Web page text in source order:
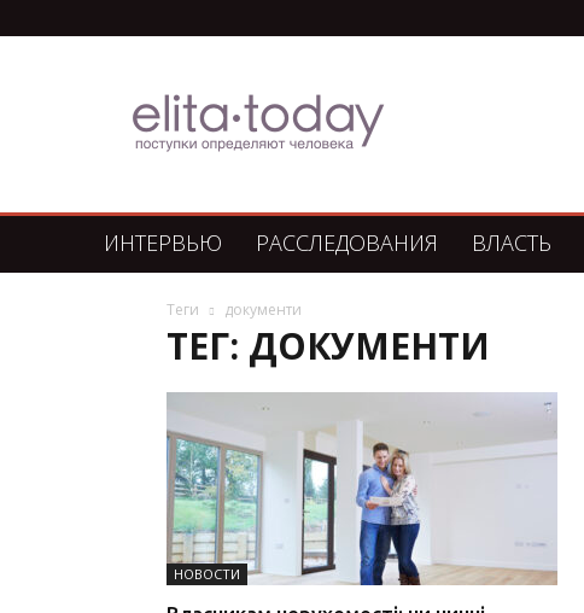
Сегодня
ИНТЕРВЬЮ РАССЛЕДОВАНИЯ ВЛАСТЬ
Теги документи
ТЕГ: ДОКУМЕНТИ
НОВОСТИ